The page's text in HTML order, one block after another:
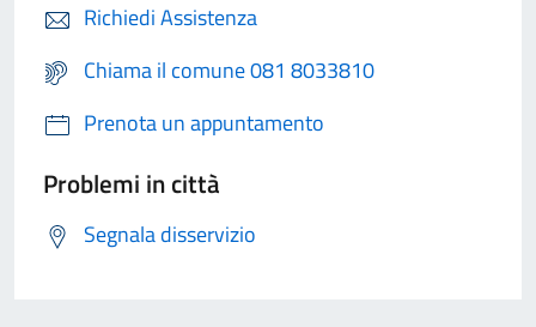
Richiedi Assistenza
Chiama il comune 081 8033810
Prenota un appuntamento
Problemi in città
Segnala disservizio